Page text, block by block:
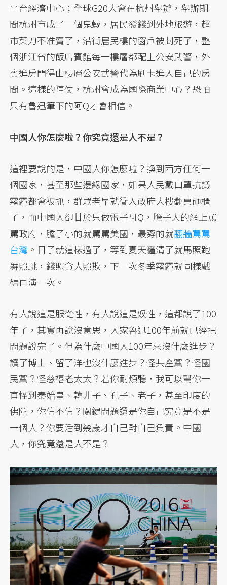
平台經濟中心；全球G20大會在杭州舉辦，舉辦期
間杭州市成了一個鬼蜮，居民發錢到外地旅遊，超
市菜刀不准賣了，沿街居民樓的窗戶被封死了，整
個浙江省的飯店賓館每一樓層都配上公安武警，外
賓進房門得由樓層公安武警代為刷卡進入自己的房
間。這樣的陣仗，杭州會成為國際商業中心？恐怕
只有魯迅筆下的阿Q才會相信。
中國人你怎麼啦？你究竟還是人不是？
這裡要說的是，中國人你怎麼啦？換到西方任何一
個國家，甚至那些邊緣國家，如果人民戴口罩抗議
霧霾都會被抓，群眾老早就衝入政府大樓翻桌砸櫃
了，而中國人卻甘於只做電子阿Q，膽子大的網上罵
罵政府，膽子小的就罵罵美國，最孬的就翻牆罵罵
台灣 。日子就這樣過了，等到夏天霾清了就馬照跑
舞照跳，錢照貪人照欺，下一次冬季霧霾就同樣戲
碼再演一次。
有人說這是服從性，有人說這是奴性，這都說了100
年了，其實再說沒意思，人家魯迅100年前就已經把
問題說完了。但為什麼中國人100年來沒什麼進步？
讀了博士、留了洋也沒什麼進步？怪共產黨？怪國
民黨？怪慈禧老太太？若你耐煩聽，我可以幫你一
直怪到秦始皇、韓非子、孔子、老子，甚至印度的
佛陀，你信不信？關鍵問題還是你自己究竟是不是
一個人？你要活到幾歲才自己對自己負責。中國
人，你究竟還是人不是？